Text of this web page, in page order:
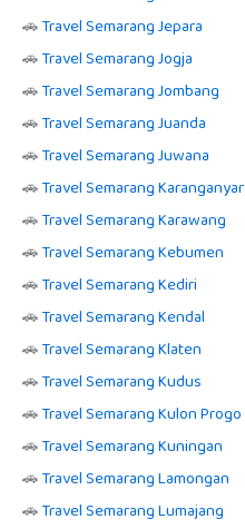
🚗Travel Semarang Jepara
🚗Travel Semarang Jogja
🚗Travel Semarang Jombang
🚗Travel Semarang Juanda
🚗Travel Semarang Juwana
🚗Travel Semarang Karanganyar
🚗Travel Semarang Karawang
🚗Travel Semarang Kebumen
🚗Travel Semarang Kediri
🚗Travel Semarang Kendal
🚗Travel Semarang Klaten
🚗Travel Semarang Kudus
🚗Travel Semarang Kulon Progo
🚗Travel Semarang Kuningan
🚗Travel Semarang Lamongan
🚗Travel Semarang Lumajang